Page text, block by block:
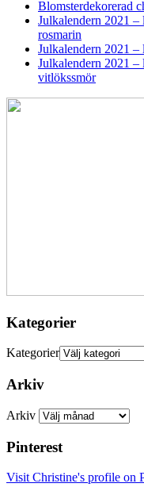
Blomsterdekorerad
Julkalendern 2021
rosmarin
Julkalendern 2021 –
Julkalendern 2021 –
vitlökssmör
Kategorier
Kategorier
Arkiv
Arkiv
Pinterest
Visit Christine's profile on